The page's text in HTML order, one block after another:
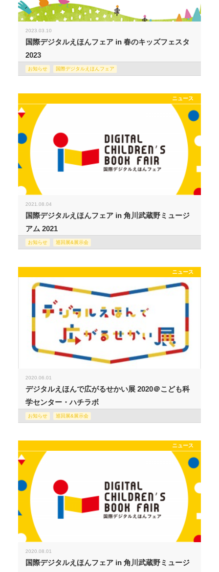
2023.03.10
国際デジタルえほんフェア in 春のキッズフェスタ
2023
お知らせ 国際デジタルえほんフェア
ニュース
2021.08.04
国際デジタルえほんフェア in 角川武蔵野ミュージ
アム 2021
お知らせ 巡回展&展示会
ニュース
2020.06.01
デジタルえほんで広がるせかい展 2020＠こども科
学センター・ハチラボ
お知らせ 巡回展&展示会
ニュース
2020.08.01
国際デジタルえほんフェア in 角川武蔵野ミュージ